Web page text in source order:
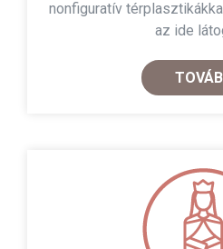
nonfiguratív
az ide